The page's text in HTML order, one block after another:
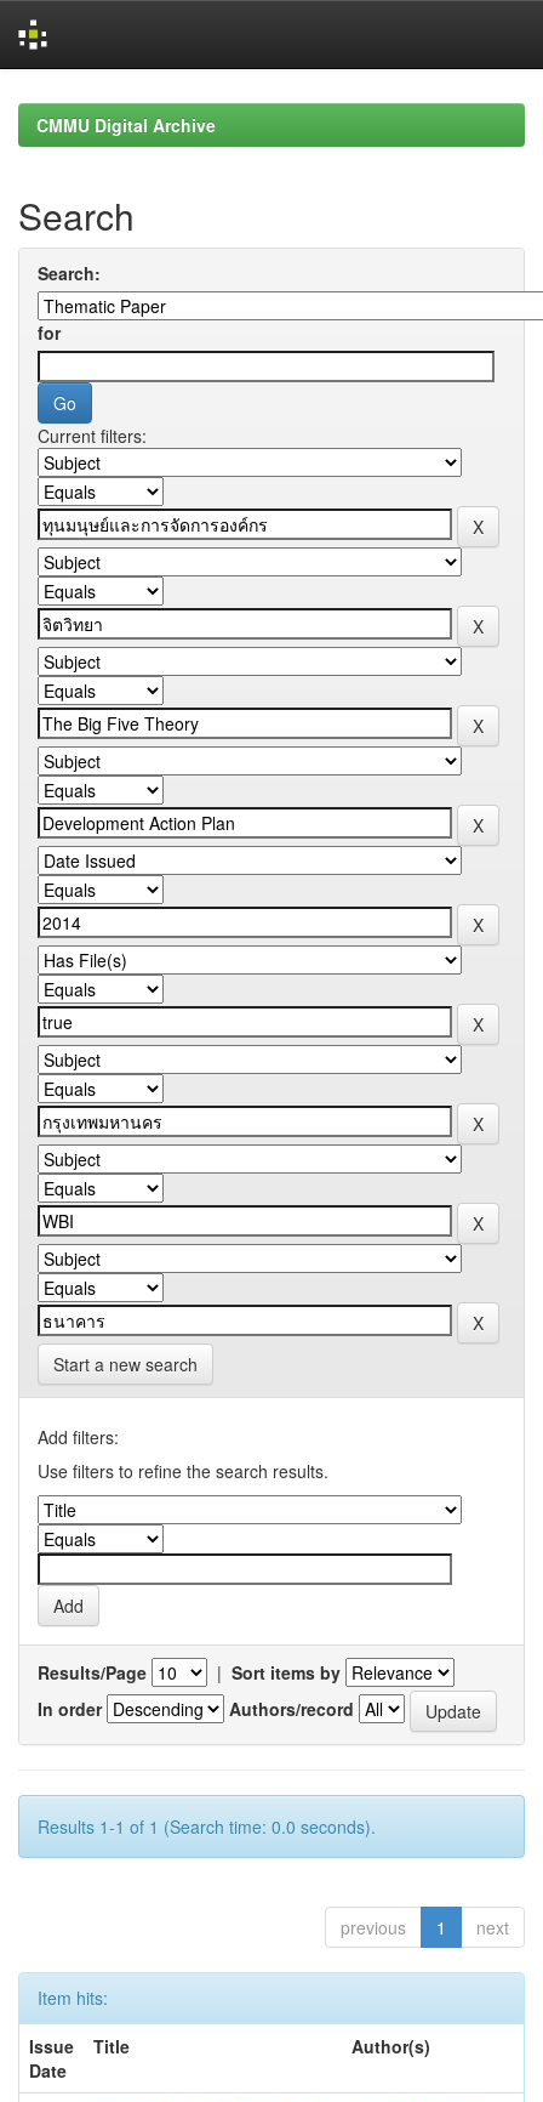
navigationCMMU Digital Archive
Search
Search:
for
Current filters:
Start a new search
Add filters:
Use filters to refine the search results.
Results/Page | Sort items by
In order
Authors/record
Results 1-1 of 1 (Search time: 0.0 seconds).
previous 1 next
Item hits:
Issue
Date
Title Author(s)